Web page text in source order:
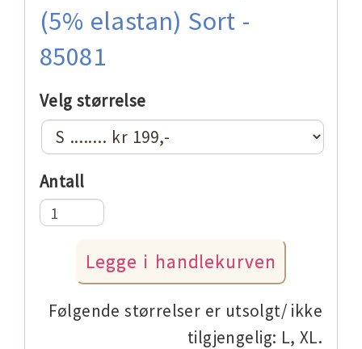
(5% elastan) Sort -
85081
Velg størrelse
Antall
Følgende størrelser er utsolgt/ ikke
tilgjengelig: L, XL.